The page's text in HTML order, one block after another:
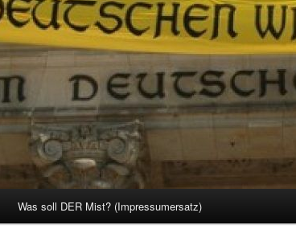
Was soll DER Mist? (Impressumersatz)